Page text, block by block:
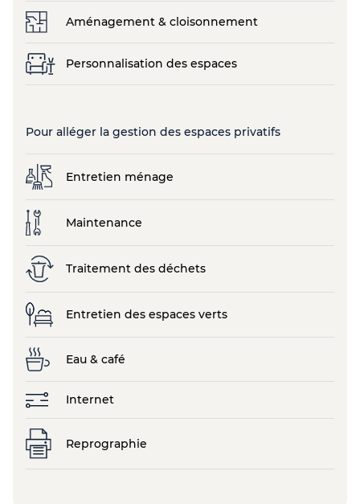
Aménagement & cloisonnement
Personnalisation des espaces
Pour alléger la gestion des espaces privatifs
Entretien ménage
Maintenance
Traitement des déchets
Entretien des espaces verts
Eau & café
Internet
Reprographie